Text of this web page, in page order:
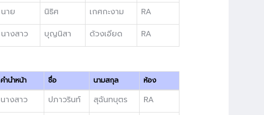
นาย นิธิศ เกศกะงาม RA
นางสาว บุญนิสา ด้วงเอียด RA
คำนำหน้า ชื่อ นามสกุล ห้อง
นางสาว ปภาวรินท์ สุฉันทบุตร RA